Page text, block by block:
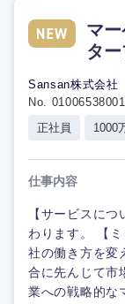
マ
タ
Sansan株式会社
No.
正社員
1000
仕事内容
【サービスに
わります。 【
社の働き方を変
合に先んじて市
業への戦略的な